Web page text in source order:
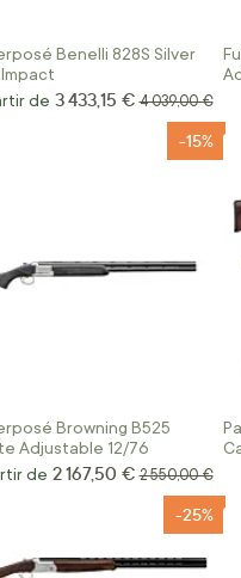
Benelli 828S Silver
de 3 433,15 € Prix normal
4 039,00 €
Browning B525
Adjustable 12/76
-15%
de 2 167,50 € Prix normal
2 550,00 €
-25%